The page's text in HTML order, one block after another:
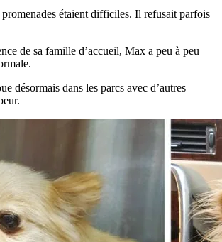
étaient difficiles. Il refusait parfois
de sa famille d’accueil, Max a peu à peu
désormais dans les parcs avec d’autres